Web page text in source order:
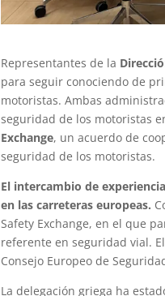
Representantes de la
para seguir conociendo de
motoristas. Ambas
seguridad de los motoristas
Exchange, un acuerdo de
seguridad de los motoristas.
El intercambio de
en las carreteras europeas.
Safety Exchange, en el que
referente en seguridad vial.
Consejo Europeo de
La delegación griega ha